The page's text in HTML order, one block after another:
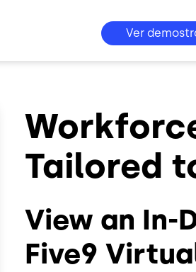
Ver
Tailored
View an In-
Five9